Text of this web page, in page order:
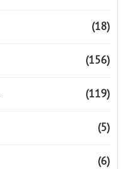
(18)
(156)
(119)
(5)
(6)